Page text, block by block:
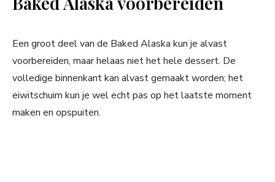
Een groot deel van de Baked Alaska kun je alvast
voorbereiden, maar helaas niet het hele dessert. De
volledige binnenkant kan alvast gemaakt worden; het
eiwitschuim kun je wel echt pas op het laatste moment
maken en opspuiten.